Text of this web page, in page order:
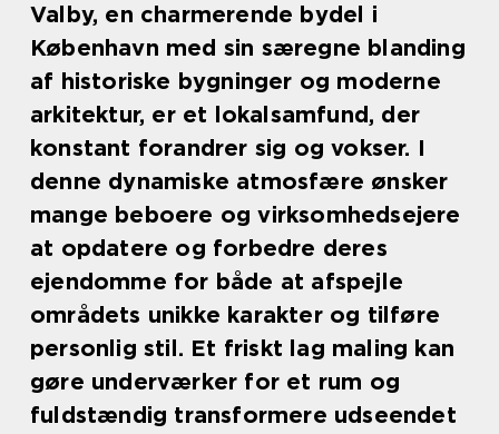
Valby, en charmerende bydel i
København med sin særegne blanding
af historiske bygninger og moderne
arkitektur, er et lokalsamfund, der
konstant forandrer sig og vokser. I
denne dynamiske atmosfære ønsker
mange beboere og virksomhedsejere
at opdatere og forbedre deres
ejendomme for både at afspejle
områdets unikke karakter og tilføre
personlig stil. Et friskt lag maling kan
gøre underværker for et rum og
fuldstændig transformere udseendet